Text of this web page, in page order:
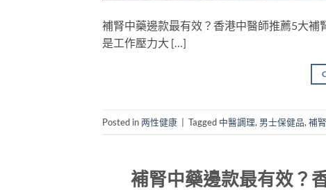
補腎中藥邊款最有效？香港中醫師推薦5大
是工作壓力大 […]
Posted in两性健康 | Tagged 中醫調理, 男士保健品, 補
補腎中藥邊款最有效？